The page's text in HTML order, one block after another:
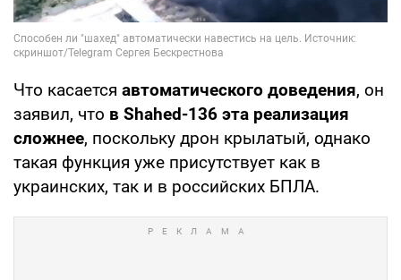
Что касается автоматического доведения, он
заявил, что в Shahed-136 эта реализация
сложнее, поскольку дрон крылатый, однако
такая функция уже присутствует как в
украинских, так и в российских БПЛА.